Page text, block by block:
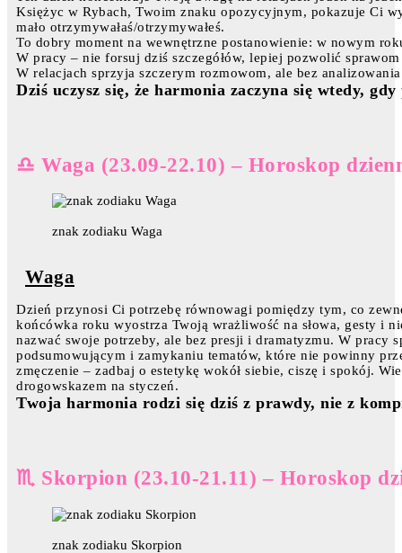
Księżyc w Rybach, Twoim znaku opozycyjnym, pokazuje Ci
mało otrzymywałaś/otrzymywałeś.
To dobry moment na wewnętrzne postanowienie: w nowym
W pracy – nie forsuj dziś szczegółów, lepiej pozwolić
W relacjach sprzyja szczerym rozmowom, ale bez analizowania
Dziś uczysz się, że harmonia zaczyna się wtedy,
♎ Waga (23.09-22.10) – Horoskop
znak zodiaku Waga
Waga
Dzień przynosi Ci potrzebę równowagi pomiędzy tym, co
końcówka roku wyostrza Twoją wrażliwość na słowa, gesty i
nazwać swoje potrzeby, ale bez presji i dramatyzmu. W pracy
podsumowującym i zamykaniu tematów, które nie powinny
zmęczenie – zadbaj o estetykę wokół siebie, ciszę i spokój.
drogowskazem na styczeń.
Twoja harmonia rodzi się dziś z prawdy, nie z
♏ Skorpion (23.10-21.11) – Horoskop
znak zodiaku Skorpion